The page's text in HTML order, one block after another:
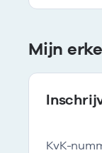
Mijn
KvK-